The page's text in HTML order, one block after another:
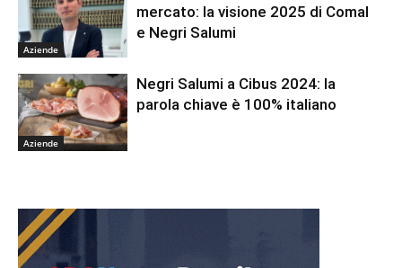
Aziende
mercato: la visione 2025 di Comal
e Negri Salumi
Aziende
Negri Salumi a Cibus 2024: la
parola chiave è 100% italiano